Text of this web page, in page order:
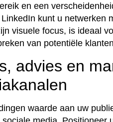
en een
kunt u netwerken
visuele focus, is ideaal
van potentiële
advies en
waarde aan uw